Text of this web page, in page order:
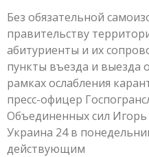
Без обязательной
правительству
абитуриенты и их
пункты въезда и выезда
рамках ослабления
пресс-офицер
Объединенных сил Игорь
Украина 24 в
действующим